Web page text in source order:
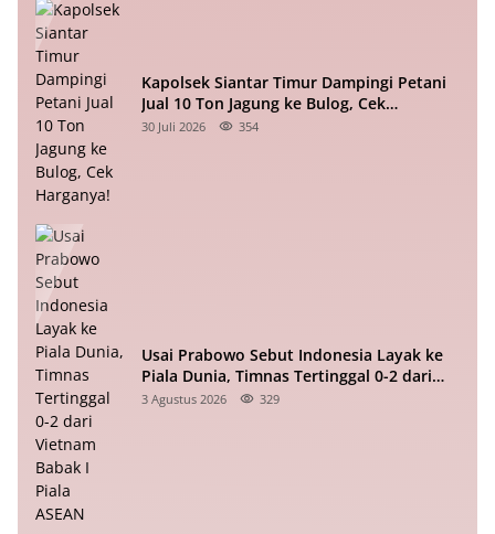
Kapolsek Siantar Timur Dampingi Petani
Jual 10 Ton Jagung ke Bulog, Cek
Harganya!
30 Juli 2026 354
Usai Prabowo Sebut Indonesia Layak ke
Piala Dunia, Timnas Tertinggal 0-2 dari
Vietnam Babak I Piala ASEAN
3 Agustus 2026 329